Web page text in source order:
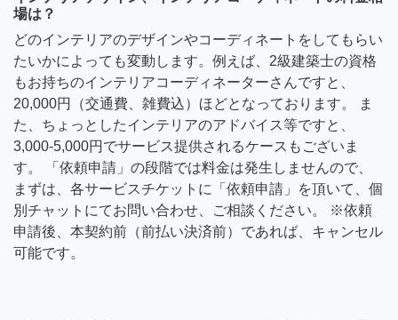
場は？
どのインテリアのデザインやコーディネートをしてもらい
たいかによっても変動します。例えば、2級建築士の資格
もお持ちのインテリアコーディネーターさんですと、
20,000円（交通費、雑費込）ほどとなっております。 ま
た、ちょっとしたインテリアのアドバイス等ですと、
3,000-5,000円でサービス提供されるケースもございま
す。 「依頼申請」の段階では料金は発生しませんので、
まずは、各サービスチケットに「依頼申請」を頂いて、個
別チャットにてお問い合わせ、ご相談ください。 ※依頼
申請後、本契約前（前払い決済前）であれば、キャンセル
可能です。